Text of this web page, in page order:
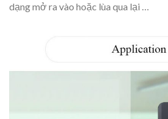
dạng mở ra vào hoặc lùa qua lại …